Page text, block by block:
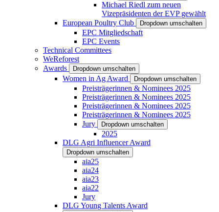
Michael Riedl zum neuen
Vizepräsidenten der EVP gewählt
European Poultry Club
Dropdown umschalten
EPC Mitgliedschaft
EPC Events
Technical Committees
WeReforest
Awards
Dropdown umschalten
Women in Ag Award Dropdown umschalten
Preisträgerinnen & Nominees 2025
Preisträgerinnen & Nominees 2025
Preisträgerinnen & Nominees 2025
Preisträgerinnen & Nominees 2025
Jury
Dropdown umschalten
2025
DLG Agri Influencer Award
Dropdown umschalten
aia25
aia24
aia23
aia22
Jury
DLG Young Talents Award